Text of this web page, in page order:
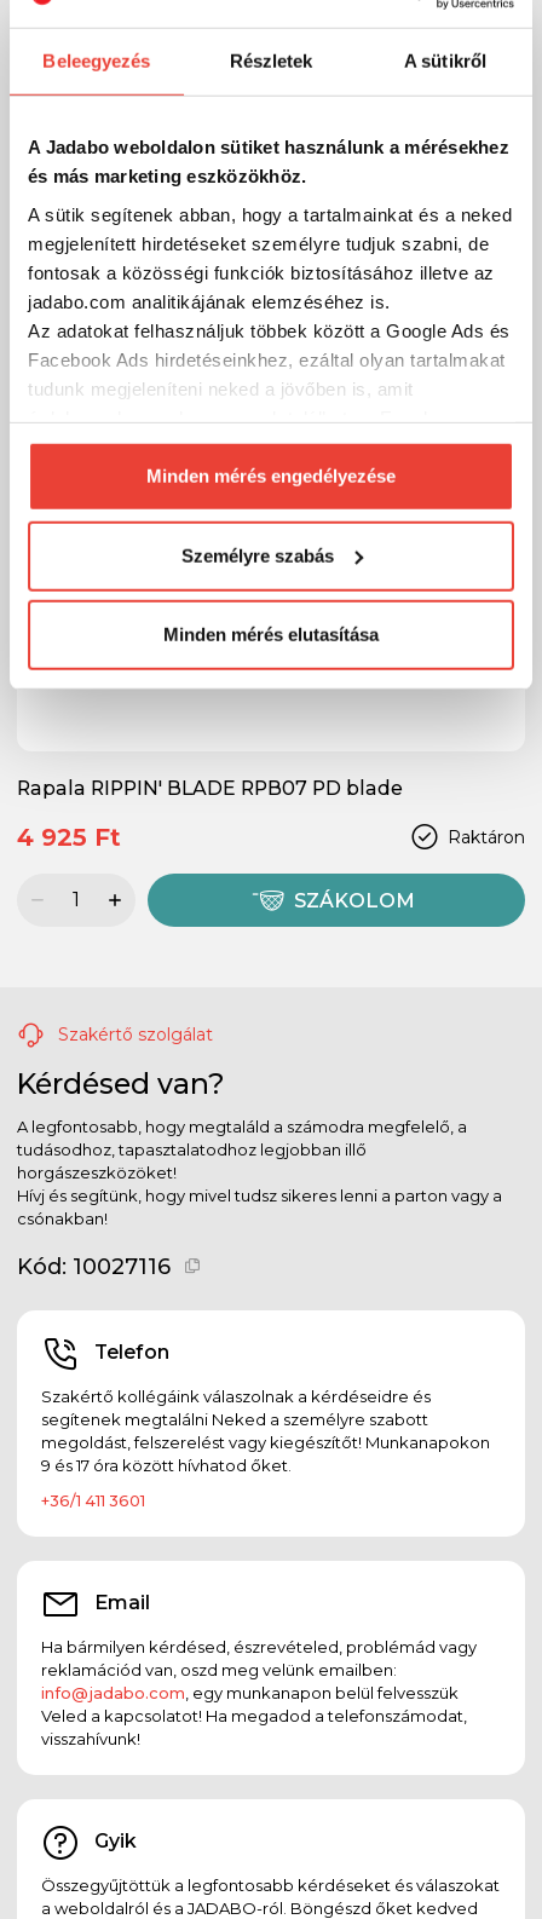
Beleegyezés Részletek A sütikről
A Jadabo weboldalon sütiket használunk a mérésekhez
és más marketing eszközökhöz.
A sütik segítenek abban, hogy a tartalmainkat és a neked
megjelenített hirdetéseket személyre tudjuk szabni, de
fontosak a közösségi funkciók biztosításához illetve az
jadabo.com analitikájának elemzéséhez is.
Az adatokat felhasználjuk többek között a Google Ads és
Facebook Ads hirdetéseinkhez, ezáltal olyan tartalmakat
tudunk megjeleníteni neked a jövőben is, amit
biztosításához arra kérünk, hogy engedd meg
számunkra minden mérés használatát.
Természetesensoha semmilyen formában nem fogunk
megváltoztathatod a döntésed ezzel kapcsolatban.
Előre is köszönjük!
Minden mérés engedélyezése
Személyre szabás
Minden mérés elutasítása
Szűrés (1)
-25%
Rapala RIPPIN' BLADE RPB07 PD blade
Raktáron
4 925 Ft
SZÁKOLOM
Szakértő szolgálat
Kérdésed van?
A legfontosabb, hogy megtaláld a számodra megfelelő, a
tudásodhoz, tapasztalatodhoz legjobban illő
horgászeszközöket!
Hívj és segítünk, hogy mivel tudsz sikeres lenni a parton vagy a
csónakban!
Kód: 10027116
Telefon
Szakértő kollégáink válaszolnak a kérdéseidre és
segítenek megtalálni Neked a személyre szabott
megoldást, felszerelést vagy kiegészítőt! Munkanapokon
9 és 17 óra között hívhatod őket.
+36/1 411 3601
Email
Ha bármilyen kérdésed, észrevételed, problémád vagy
reklamációd van, oszd meg velünk emailben:
info@jadabo.com , egy munkanapon belül felvesszük
Veled a kapcsolatot! Ha megadod a telefonszámodat,
visszahívunk!
Gyik
Összegyűjtöttük a legfontosabb kérdéseket és válaszokat
a weboldalról és a JADABO-ról. Böngészd őket kedved